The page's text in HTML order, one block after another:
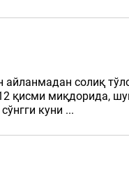
айланмадан солиқ
қисми миқдорида,
куни ...